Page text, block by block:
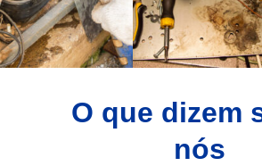
O que dizem
nós